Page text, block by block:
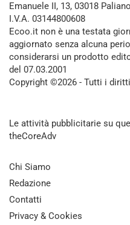
Emanuele II, 13, 03018
I.V.A. 03144800608
Ecoo.it non è una testata
aggiornato senza alcuna
considerarsi un prodotto
del 07.03.2001
Copyright ©2026 - Tutti i
Le attività pubblicitarie su
theCoreAdv
Chi Siamo
Redazione
Contatti
Privacy & Cookies